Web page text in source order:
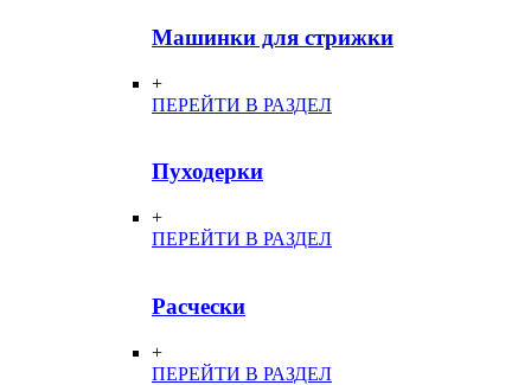
Машинки для стрижки
+
ПЕРЕЙТИ В РАЗДЕЛ
Пуходерки
+
ПЕРЕЙТИ В РАЗДЕЛ
Расчески
+
ПЕРЕЙТИ В РАЗДЕЛ